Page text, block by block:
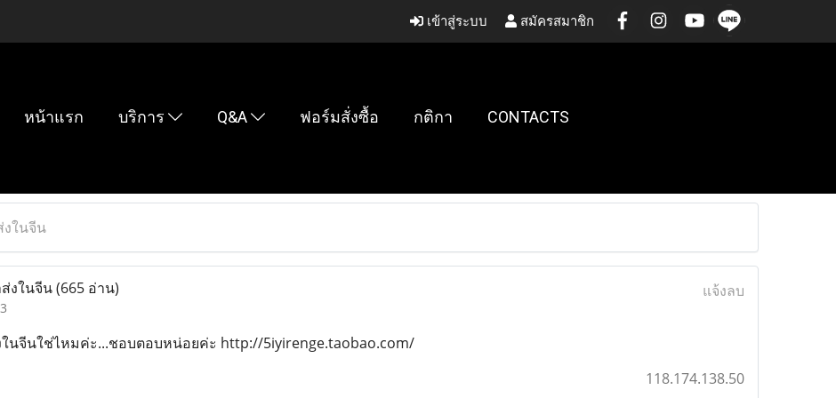
เข้าสู่ระบบ สมัครสมาชิก
หน้าแรก บริการ Q&A ฟอร์มสั่งซื้อ กติกา CONTACTS
ในจีน
งในจีน(665 อ่าน) แจ้งลบ
นจีนใช่ไหมค่ะ...ชอบตอบหน่อยค่ะ http://5iyirenge.taobao.com/
118.174.138.50